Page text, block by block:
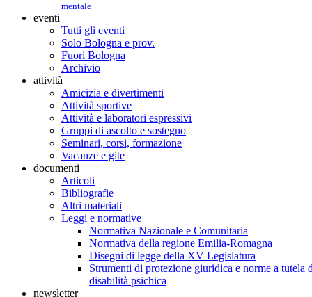
mentale
eventi
Tutti gli eventi
Solo Bologna e prov.
Fuori Bologna
Archivio
attività
Amicizia e divertimenti
Attività sportive
Attività e laboratori espressivi
Gruppi di ascolto e sostegno
Seminari, corsi, formazione
Vacanze e gite
documenti
Articoli
Bibliografie
Altri materiali
Leggi e normative
Normativa Nazionale e Comunitaria
Normativa della regione Emilia-Romagna
Disegni di legge della XV Legislatura
Strumenti di protezione giuridica e norme a tutela
disabilità psichica
newsletter